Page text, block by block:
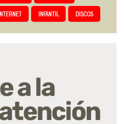
INTERNET INFANTIL DISCOS